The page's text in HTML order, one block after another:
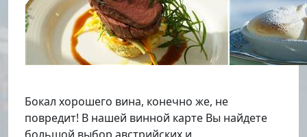
Бокал хорошего вина, конечно же, не
повредит! В нашей винной карте Вы найдете